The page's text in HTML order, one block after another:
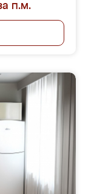
п.м.